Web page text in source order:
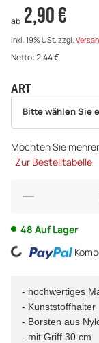
ab 2,90 €
inkl. 19% USt. zzgl.
Netto:2,44€
ART
wählen
Bitte wählen Sie
Möchten Sie
Zur Bestelltabelle
48 Auf Lager
- hochwertiges
- Kunststoffhalter
- Borsten aus
- mit Griff 30 cm